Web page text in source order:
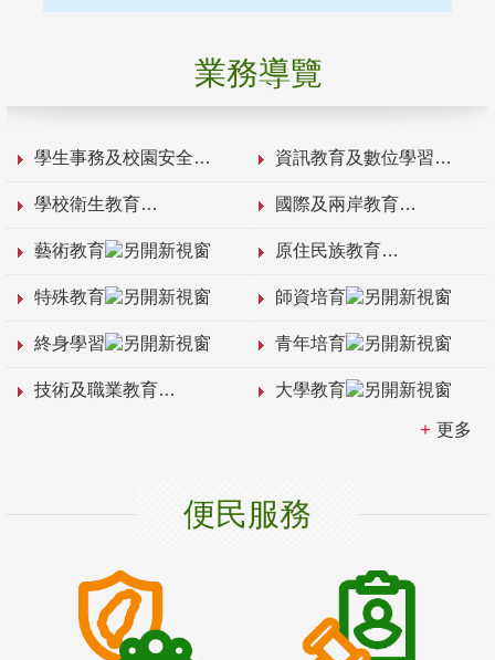
業務導覽
學生事務及校園安全 資訊教育及數位學習
學校衛生教育 國際及兩岸教育
藝術教育 原住民族教育
特殊教育 師資培育
終身學習 青年培育
技術及職業教育 大學教育
更多
便民服務